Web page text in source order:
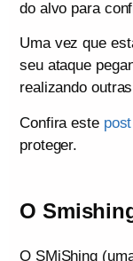
do alvo para
Uma vez que
seu ataque
realizando
Confira este
proteger.
O
O SMiShing